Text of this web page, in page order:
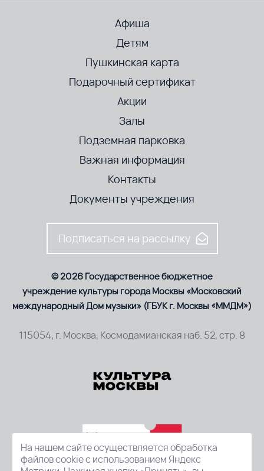
Афиша
Детям
Пушкинская карта
Подарочный сертификат
Акции
Залы
Подземная парковка
Важная информация
Контакты
Документы учреждения
Подписаться на рассылку
© 2026 Государственное бюджетное
учреждение культуры города Москвы «Московский
международный Дом музыки» (ГБУК г. Москвы «ММДМ»)
115054, г. Москва, Космодамианская наб. 52, стр. 8
На нашем сайте осуществляется обработка
файлов cookie с использованием Яндекс